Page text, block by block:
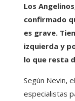
Los
confirmado
es grave.
izquierda y
lo que resta
​Según Nevin,
especialistas